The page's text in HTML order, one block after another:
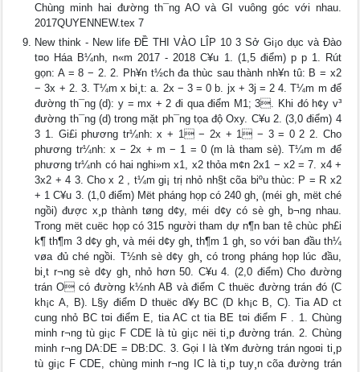
Chùng minh hai đường th¯ng AO và GI vuông góc với nhau.
2017QUYENNEW.tex 7
New think - New life ĐỀ THI VÀO LÎP 10 3 Sở Gi¡o dục và Đào
t¤o Háa B¼nh, n«m 2017 - 2018 C¥u 1. (1,5 điểm) p p 1. Rút
gọn: A = 8 − 2. 2. Ph¥n t½ch đa thùc sau thành nh¥n tû: B = x2
− 3x + 2. 3. T¼m x bi¸t: a. 2x − 3 = 0 b. jx + 3j = 2 4. T¼m m để
đường th¯ng (d): y = mx + 2 đi qua điểm M1; 3. Khi đó h¢y v³
đường th¯ng (d) trong mặt ph¯ng tọa độ Oxy. C¥u 2. (3,0 điểm) 4
3 1. Gi£i phương tr¼nh: x + 1 − 2x + 1 − 3 = 0 2 2. Cho
phương tr¼nh: x − 2x + m − 1 = 0 (m là tham sè). T¼m m để
phương tr¼nh có hai nghi»m x1, x2 thỏa m¢n 2x1 − x2 = 7. x4 +
3x2 + 4 3. Cho x 2 , t¼m gi¡ trị nhỏ nh§t cõa biºu thùc: P = R x2
+ 1 C¥u 3. (1,0 điểm) Mët pháng họp có 240 gh¸ (méi gh¸ mët ché
ngồi) được x¸p thành tøng d¢y, méi d¢y có sè gh¸ b¬ng nhau.
Trong mët cuëc họp có 315 người tham dự n¶n ban tê chùc ph£i
k¶ th¶m 3 d¢y gh¸ và méi d¢y gh¸ th¶m 1 gh¸ so với ban đầu th¼
vøa đủ ché ngồi. T½nh sè d¢y gh¸ có trong pháng họp lúc đầu,
bi¸t r¬ng sè d¢y gh¸ nhỏ hơn 50. C¥u 4. (2,0 điểm) Cho đường
trán O có đường k½nh AB và điểm C thuëc đường trán đó (C
kh¡c A, B). L§y điểm D thuëc d¥y BC (D kh¡c B, C). Tia AD c­t
cung nhỏ BC t¤i điểm E, tia AC c­t tia BE t¤i điểm F . 1. Chùng
minh r¬ng tù gi¡c F CDE là tù gi¡c nëi ti¸p đường trán. 2. Chùng
minh r¬ng DA:DE = DB:DC. 3. Gọi I là t¥m đường trán ngo¤i ti¸p
tù gi¡c F CDE, chùng minh r¬ng IC là ti¸p tuy¸n cõa đường trán